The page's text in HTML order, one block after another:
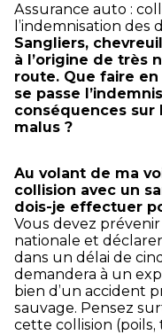
Assurance auto :
l’indemnisation des
Sangliers,
à l’origine de très
route. Que faire
se passe
conséquences sur
malus ?
Au volant de ma
collision avec un
dois-je effectuer
Vous devez
nationale et
dans un délai de
demandera à un
bien d’un accident
sauvage. Pensez
cette collision